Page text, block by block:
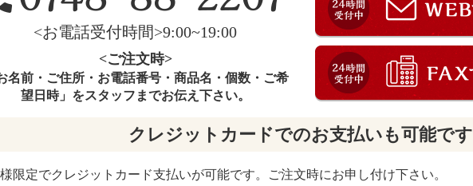
<お電話受付時間>9:00~19:00
<ご注文時>
名前・ご住所・お電話番号・商品名・個数・ご希
望日時」をスタッフまでお伝え下さい。
クレジットカードでのお支払いも可能です
限定でクレジットカード支払いが可能です。ご注文時にお申し付け下さい。